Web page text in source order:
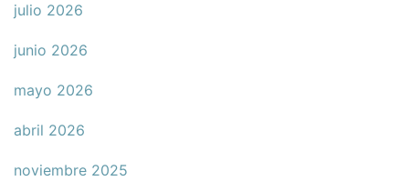
julio 2026
junio 2026
mayo 2026
abril 2026
noviembre 2025